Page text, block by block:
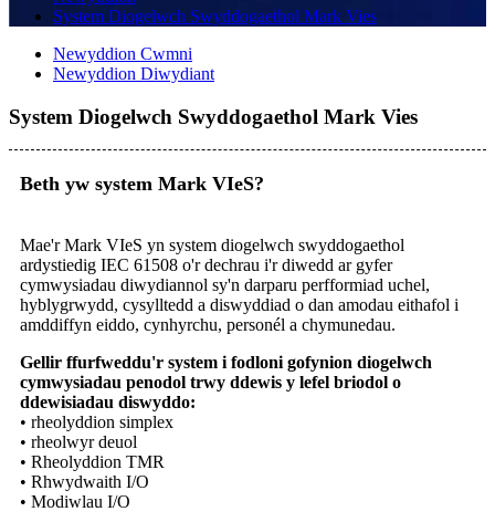
System Diogelwch Swyddogaethol Mark Vies
Newyddion Cwmni
Newyddion Diwydiant
System Diogelwch Swyddogaethol Mark Vies
Beth yw system Mark VIeS?
Mae'r Mark VIeS yn system diogelwch swyddogaethol
ardystiedig IEC 61508 o'r dechrau i'r diwedd ar gyfer
cymwysiadau diwydiannol sy'n darparu perfformiad uchel,
hyblygrwydd, cysylltedd a diswyddiad o dan amodau eithafol i
amddiffyn eiddo, cynhyrchu, personél a chymunedau.
Gellir ffurfweddu'r system i fodloni gofynion diogelwch
cymwysiadau penodol trwy ddewis y lefel briodol o
ddewisiadau diswyddo:
• rheolyddion simplex
• rheolwyr deuol
• Rheolyddion TMR
• Rhwydwaith I/O
• Modiwlau I/O